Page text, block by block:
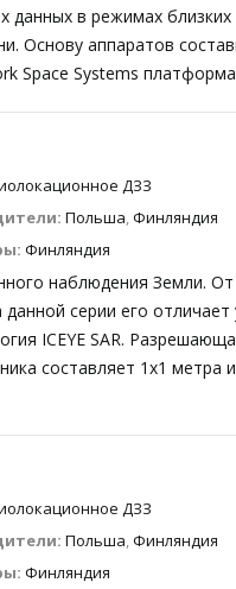
данных в режимах близких
Основу аппаратов
Space Systems платформа
ДЗЗ
Польша,Финляндия
Финляндия
наблюдения Земли. От
серии его отличает
ICEYE SAR.
составляет 1х1 метра
ДЗЗ
Польша,Финляндия
Финляндия